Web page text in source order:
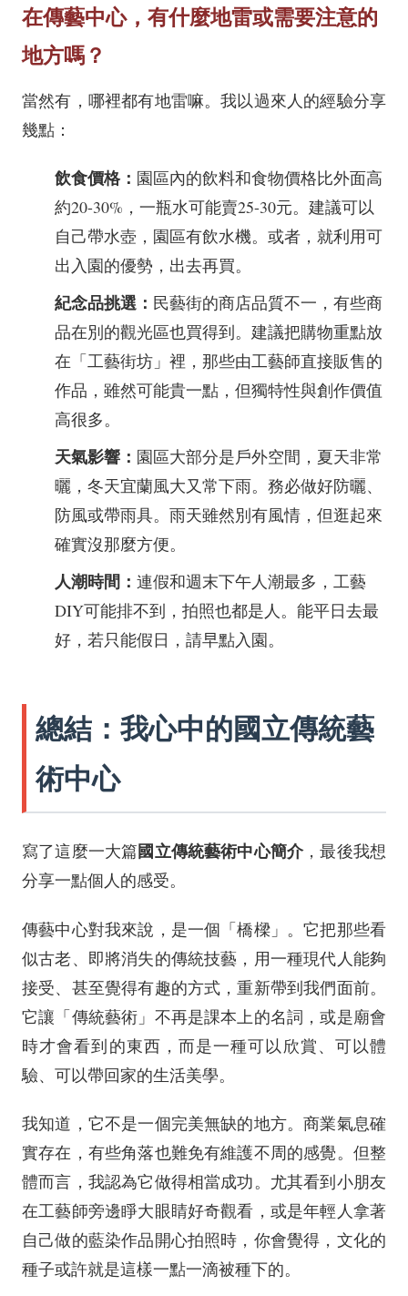
在傳藝中心，有什麼地雷或需要注意的
地方嗎？
當然有，哪裡都有地雷嘛。我以過來人的經驗分享
幾點：
飲食價格： 園區內的飲料和食物價格比外面高
約20-30%，一瓶水可能賣25-30元。建議可以
自己帶水壺，園區有飲水機。或者，就利用可
出入園的優勢，出去再買。
紀念品挑選： 民藝街的商店品質不一，有些商
品在別的觀光區也買得到。建議把購物重點放
在「工藝街坊」裡，那些由工藝師直接販售的
作品，雖然可能貴一點，但獨特性與創作價值
高很多。
天氣影響： 園區大部分是戶外空間，夏天非常
曬，冬天宜蘭風大又常下雨。務必做好防曬、
防風或帶雨具。雨天雖然別有風情，但逛起來
確實沒那麼方便。
人潮時間： 連假和週末下午人潮最多，工藝
DIY可能排不到，拍照也都是人。能平日去最
好，若只能假日，請早點入園。
總結：我心中的國立傳統藝
術中心
寫了這麼一大篇國立傳統藝術中心簡介，最後我想
分享一點個人的感受。
傳藝中心對我來說，是一個「橋樑」。它把那些看
似古老、即將消失的傳統技藝，用一種現代人能夠
接受、甚至覺得有趣的方式，重新帶到我們面前。
它讓「傳統藝術」不再是課本上的名詞，或是廟會
時才會看到的東西，而是一種可以欣賞、可以體
驗、可以帶回家的生活美學。
我知道，它不是一個完美無缺的地方。商業氣息確
實存在，有些角落也難免有維護不周的感覺。但整
體而言，我認為它做得相當成功。尤其看到小朋友
在工藝師旁邊睜大眼睛好奇觀看，或是年輕人拿著
自己做的藍染作品開心拍照時，你會覺得，文化的
種子或許就是這樣一點一滴被種下的。